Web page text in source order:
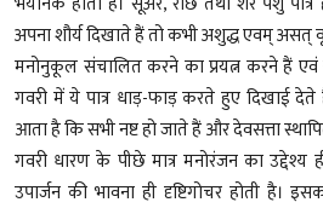
अपना शौर्य दिखाते हैं तो कभी अशुद्ध एवम् असत्
मनोनुकूल संचालित करने का प्रयत्न करने हैं एवं
गवरी में ये पात्र धाड़-फाड़ करते हुए दिखाई
आता है कि सभी नष्ट हो जाते हैं और देवसत्ता
गवरी धारण के पीछे मात्र मनोरंजन का
उपार्जन की भावना ही दृष्टिगोचर होती है।